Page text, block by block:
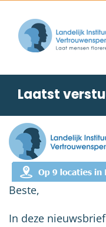
content
Laatst
Beste,
In deze